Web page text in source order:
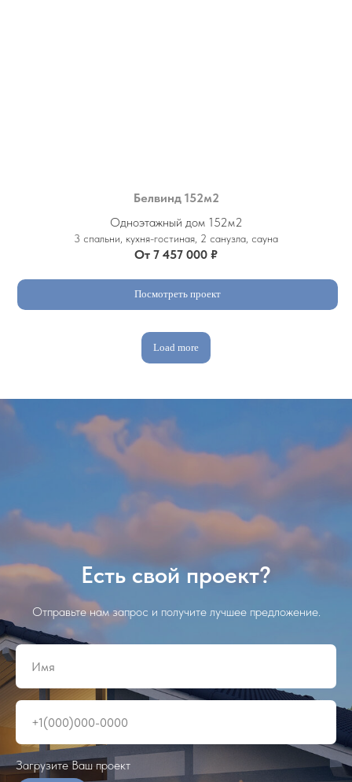
Белвинд 152м2
Одноэтажный дом 152м2
3 спальни, кухня-гостиная, 2 санузла, сауна
От 7 457 000 ₽
Посмотреть проект
Load more
Есть свой проект?
Отправьте нам запрос и получите лучшее предложение.
Загрузите Ваш проект